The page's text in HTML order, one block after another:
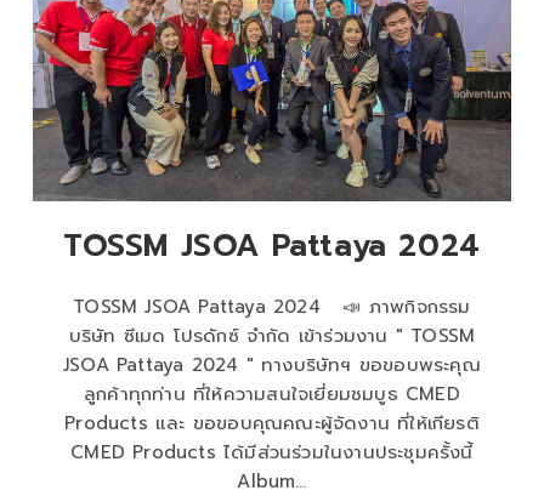
TOSSM JSOA Pattaya 2024
TOSSM JSOA Pattaya 2024 📣 ภาพกิจกรรม
บริษัท ซีเมด โปรดักซ์ จำกัด เข้าร่วมงาน " TOSSM
JSOA Pattaya 2024 " ทางบริษัทฯ ขอขอบพระคุณ
ลูกค้าทุกท่าน ที่ให้ความสนใจเยี่ยมชมบูธ CMED
Products และ ขอขอบคุณคณะผู้จัดงาน ที่ให้เกียรติ
CMED Products ได้มีส่วนร่วมในงานประชุมครั้งนี้
Album…